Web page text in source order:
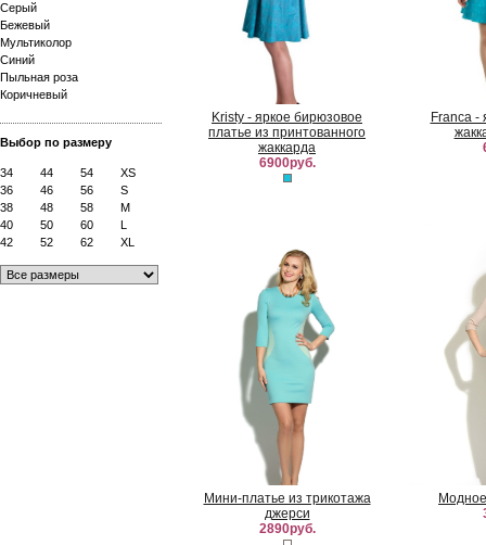
Серый
Бежевый
Мультиколор
Синий
Пыльная роза
Коричневый
Выбор по размеру
34 44 54
XS
36
46 56
S
38
48 58
M
40
50 60
L
42
52 62 XL
Kristy - яркое бирюзовое
платье из принтованного
жаккарда
6900руб.
Franca -
Мини-платье из трикотажа
джерси
2890руб.